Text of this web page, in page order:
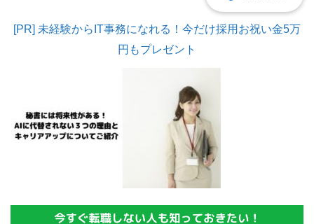
[PR] 未経験からIT事務になれる！今だけ採用お祝い金5万
円もプレゼント